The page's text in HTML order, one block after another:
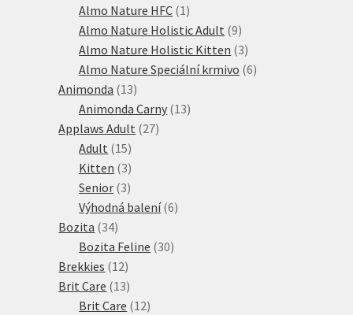
produktů
Almo Nature HFC 1 1
produkt
Almo Nature Holistic Adult 99
produktů
Almo Nature Holistic Kitten 33
produkty
Almo Nature Speciální krmivo 66
Animonda 1313
produktů
Animonda Carny 1313
Applaws Adult 2727
Adult 1515
produktů
Kitten 33
produkty
Senior 33
produkty
Výhodná balení 66
Bozita 3434
produktů
Bozita Feline 3030
Brekkies 1212
produktů
Brit Care 1313
produktů
Brit Care 1212